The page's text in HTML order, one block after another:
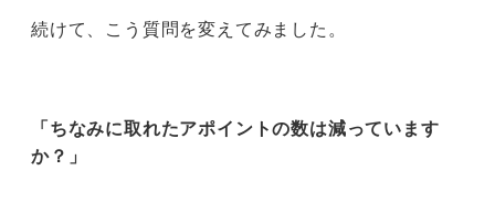
続けて、こう質問を変えてみました。
「ちなみに取れたアポイントの数は減っています
か？」